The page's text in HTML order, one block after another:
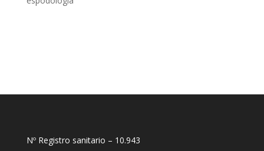
Nº Registro sanitario – 10.943